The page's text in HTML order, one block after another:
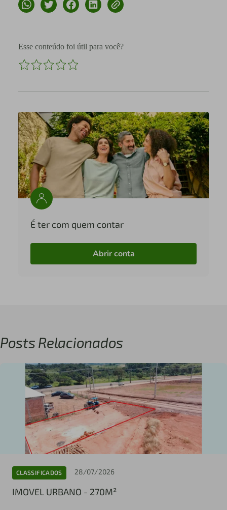
Esse conteúdo foi útil para você?
É ter com quem contar
Abrir conta
Posts Relacionados
CLASSIFICADOS 28/07/2026
IMOVEL URBANO - 270M²